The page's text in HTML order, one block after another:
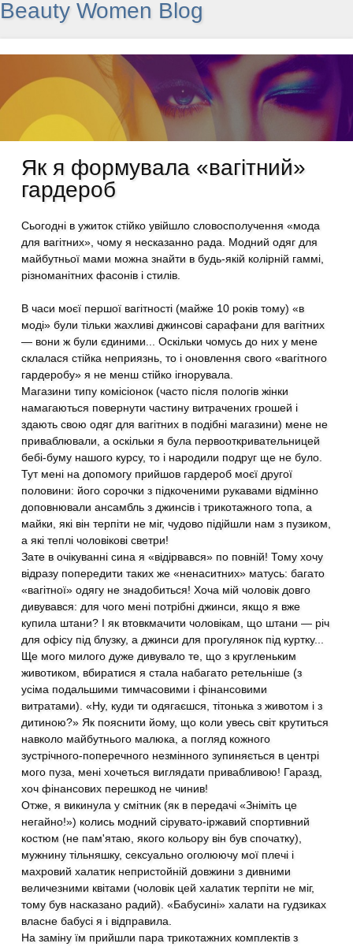
Beauty Women Blog
Як я формувала «вагітний»
гардероб
Сьогодні в ужиток стійко увійшло словосполучення «мода
для вагітних», чому я несказанно рада. Модний одяг для
майбутньої мами можна знайти в будь-якій колірній гаммі,
різноманітних фасонів і стилів.
В часи моєї першої вагітності (майже 10 років тому) «в
моді» були тільки жахливі джинсові сарафани для вагітних
— вони ж були єдиними... Оскільки чомусь до них у мене
склалася стійка неприязнь, то і оновлення свого «вагітного
гардеробу» я не менш стійко ігнорувала.
Магазини типу комісіонок (часто після пологів жінки
намагаються повернути частину витрачених грошей і
здають свою одяг для вагітних в подібні магазини) мене не
приваблювали, а оскільки я була первооткривательницей
бебі-буму нашого курсу, то і народили подруг ще не було.
Тут мені на допомогу прийшов гардероб моєї другої
половини: його сорочки з підкоченими рукавами відмінно
доповнювали ансамбль з джинсів і трикотажного топа, а
майки, які він терпіти не міг, чудово підійшли нам з пузиком,
а які теплі чоловікові светри!
Зате в очікуванні сина я «відірвався» по повній! Тому хочу
відразу попередити таких же «ненаситних» матусь: багато
«вагітної» одягу не знадобиться! Хоча мій чоловік довго
дивувався: для чого мені потрібні джинси, якщо я вже
купила штани? І як втовкмачити чоловікам, що штани — річ
для офісу під блузку, а джинси для прогулянок під куртку...
Ще мого милого дуже дивувало те, що з кругленьким
животиком, вбиратися я стала набагато ретельніше (з
усіма подальшими тимчасовими і фінансовими
витратами). «Ну, куди ти одягаєшся, тітонька з животом і з
дитиною?» Як пояснити йому, що коли увесь світ крутиться
навколо майбутнього малюка, а погляд кожного
зустрічного-поперечного незмінного зупиняється в центрі
мого пуза, мені хочеться виглядати привабливою! Гаразд,
хоч фінансових перешкод не чинив!
Отже, я викинула у смітник (як в передачі «Зніміть це
негайно!») колись модний сірувато-іржавий спортивний
костюм (не пам'ятаю, якого кольору він був спочатку),
мужнину тільняшку, сексуально оголюючу мої плечі і
махровий халатик непристойній довжини з дивними
величезними квітами (чоловік цей халатик терпіти не міг,
тому був насказано радий). «Бабусині» халати на гудзиках
власне бабусі я і відправила.
На заміну їм прийшли пара трикотажних комплектів з